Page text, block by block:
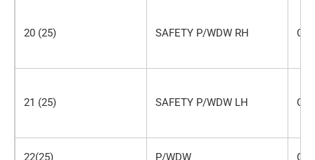
20 (25) SAFETY P/WDW RH
21 (25) SAFETY P/WDW LH
22(25) P/WDW